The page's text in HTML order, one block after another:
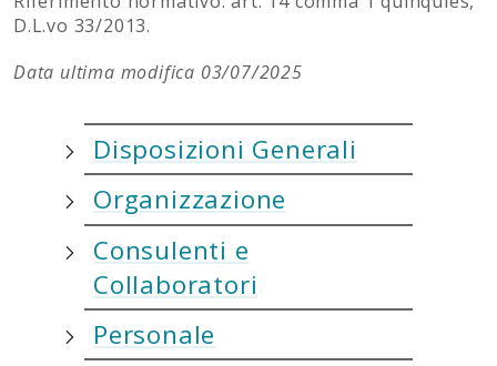
D.L.vo 33/2013.
Data ultima modifica 03/07/2025
Disposizioni Generali
Organizzazione
Consulenti e
Collaboratori
Personale